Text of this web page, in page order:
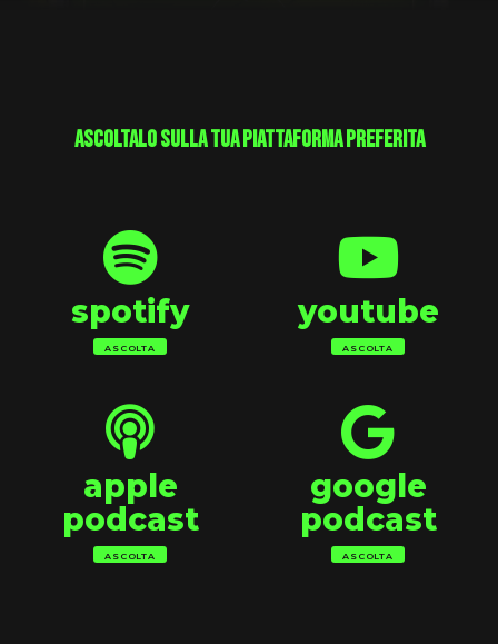
ascoltalo sulla tua piattaforma preferita
spotify
ASCOLTA
youtube
ASCOLTA
apple
podcast
ASCOLTA
google
podcast
ASCOLTA